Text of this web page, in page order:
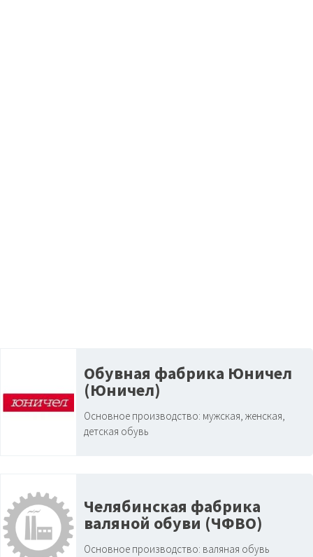
Обувная фабрика Юничел
(Юничел)
Основное производство: мужская, женская,
детская обувь
Челябинская фабрика
валяной обуви (ЧФВО)
Основное производство: валяная обувь